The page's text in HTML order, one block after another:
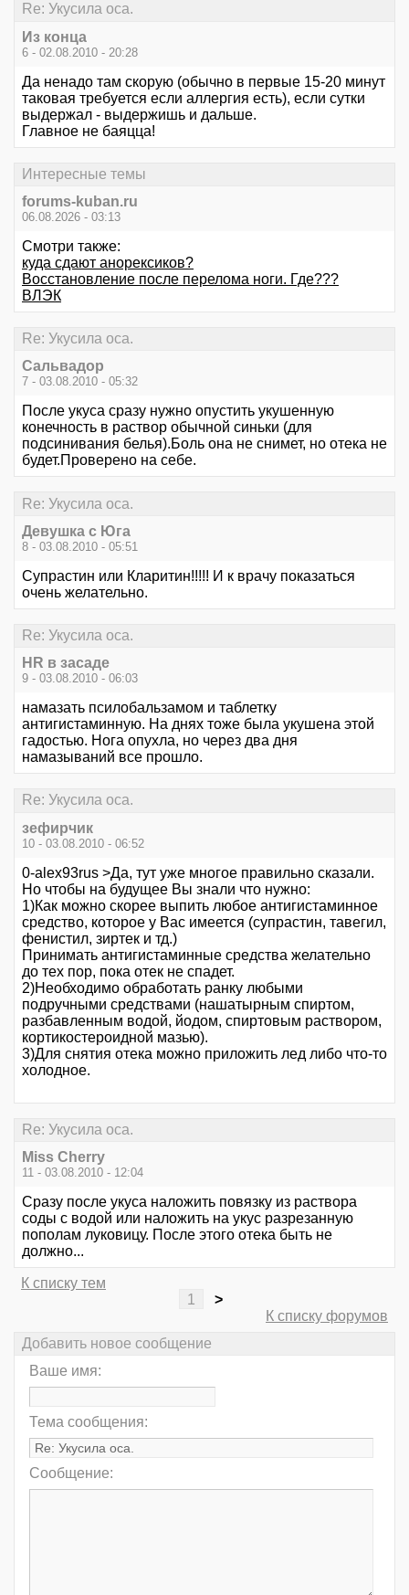
Re: Укусила оса.
Из конца
6 - 02.08.2010 - 20:28
Да ненадо там скорую (обычно в первые 15-20 минут
таковая требуется если аллергия есть), если сутки
выдержал - выдержишь и дальше.
Главное не баяцца!
Интересные темы
forums-kuban.ru
06.08.2026 - 03:13
Смотри также:
куда сдают анорексиков?
Восстановление после перелома ноги. Где???
ВЛЭК
Re: Укусила оса.
Сальвадор
7 - 03.08.2010 - 05:32
После укуса сразу нужно опустить укушенную
конечность в раствор обычной синьки (для
подсинивания белья).Боль она не снимет, но отека не
будет.Проверено на себе.
Re: Укусила оса.
Девушка с Юга
8 - 03.08.2010 - 05:51
Супрастин или Кларитин!!!!! И к врачу показаться
очень желательно.
Re: Укусила оса.
HR в засаде
9 - 03.08.2010 - 06:03
намазать псилобальзамом и таблетку
антигистаминную. На днях тоже была укушена этой
гадостью. Нога опухла, но через два дня
намазываний все прошло.
Re: Укусила оса.
зефирчик
10 - 03.08.2010 - 06:52
0-alex93rus >Да, тут уже многое правильно сказали.
Но чтобы на будущее Вы знали что нужно:
1)Как можно скорее выпить любое антигистаминное
средство, которое у Вас имеется (супрастин, тавегил,
фенистил, зиртек и тд.)
Принимать антигистаминные средства желательно
до тех пор, пока отек не спадет.
2)Необходимо обработать ранку любыми
подручными средствами (нашатырным спиртом,
разбавленным водой, йодом, спиртовым раствором,
кортикостероидной мазью).
3)Для снятия отека можно приложить лед либо что-то
холодное.
Re: Укусила оса.
Miss Cherry
11 - 03.08.2010 - 12:04
Сразу после укуса наложить повязку из раствора
соды с водой или наложить на укус разрезанную
пополам луковицу. После этого отека быть не
должно...
К списку тем
1
>
К списку форумов
Добавить новое сообщение
Ваше имя:
Тема сообщения:
Сообщение: